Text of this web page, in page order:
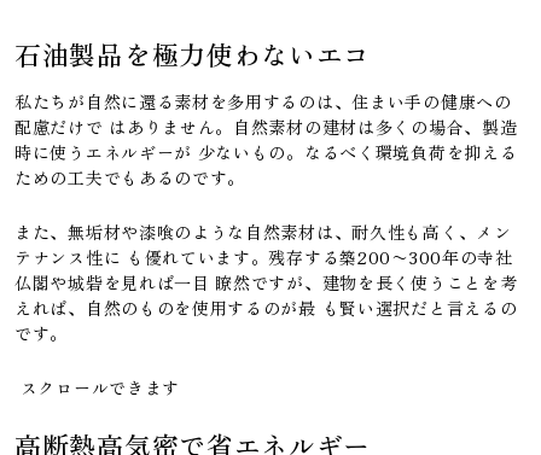
石油製品を極力使わないエコ
私たちが自然に還る素材を多用するのは、住まい手の健康への
配慮だけで はありません。自然素材の建材は多くの場合、製造
時に使うエネルギーが 少ないもの。なるべく環境負荷を抑える
ための工夫でもあるのです。
また、無垢材や漆喰のような自然素材は、耐久性も高く、メン
テナンス性に も優れています。残存する築200〜300年の寺社
仏閣や城砦を見れば一目 瞭然ですが、建物を長く使うことを考
えれば、自然のものを使用するのが最 も賢い選択だと言えるの
です。
高断熱高気密で省エネルギー
スクロールできます